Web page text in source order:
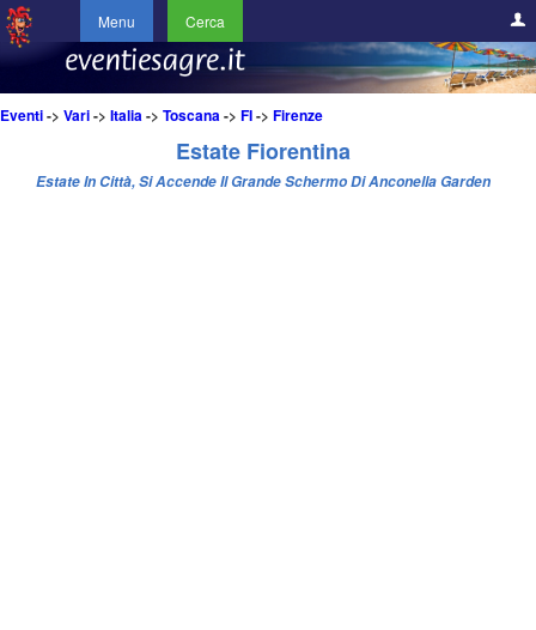
Menu Cerca
Eventi-> Vari-> Italia-> Toscana-> FI-> Firenze
Estate Fiorentina
Estate In Città, Si Accende Il Grande Schermo Di Anconella Garden